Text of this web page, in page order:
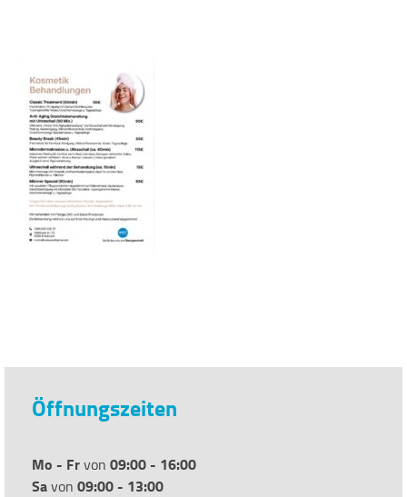
Öffnungszeiten
Mo - Frvon 09:00 - 16:00
Savon 09:00 - 13:00